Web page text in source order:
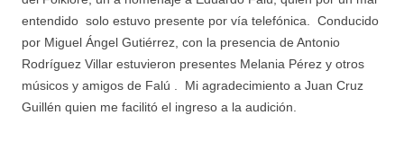
entendido solo estuvo presente por vía telefónica. Conducido
por Miguel Ángel Gutiérrez, con la presencia de Antonio
Rodríguez Villar estuvieron presentes Melania Pérez y otros
músicos y amigos de Falú . Mi agradecimiento a Juan Cruz
Guillén quien me facilitó el ingreso a la audición.